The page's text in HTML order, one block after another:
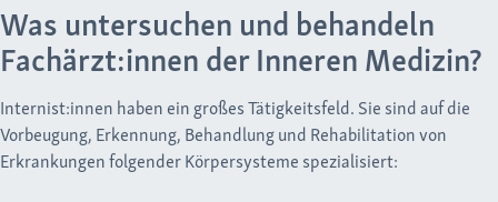
Was untersuchen und behandeln
Fachärzt:innen der Inneren Medizin?
Internist:innen haben ein großes Tätigkeitsfeld. Sie sind auf die
Vorbeugung, Erkennung, Behandlung und Rehabilitation von
Erkrankungen folgender Körpersysteme spezialisiert: